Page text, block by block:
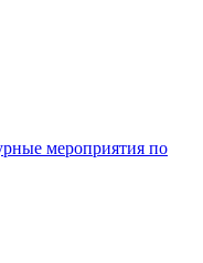
мероприятия по